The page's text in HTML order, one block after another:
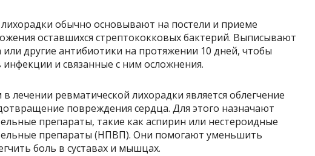
обычно основывают на постели и приеме
оставшихся стрептококковых бактерий. Выписывают
другие антибиотики на протяжении 10 дней, чтобы
и связанные с ним осложнения.
лечении ревматической лихорадки является облегчение
повреждения сердца. Для этого назначают
препараты, такие как аспирин или нестероидные
препараты (НПВП). Они помогают уменьшить
боль в суставах и мышцах.